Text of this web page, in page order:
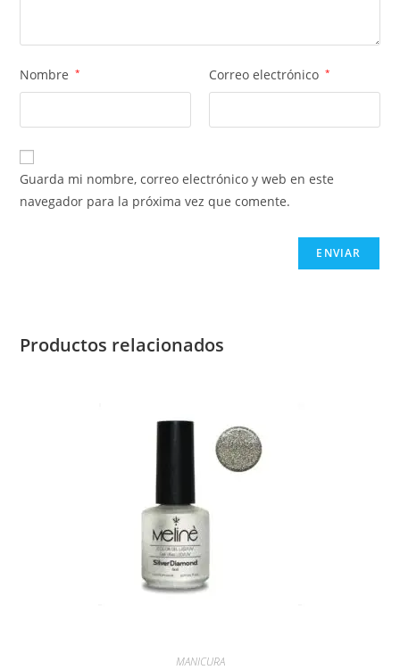
Nombre * Correo electrónico *
Guarda mi nombre, correo electrónico y web en este
navegador para la próxima vez que comente.
Productos relacionados
MANICURA